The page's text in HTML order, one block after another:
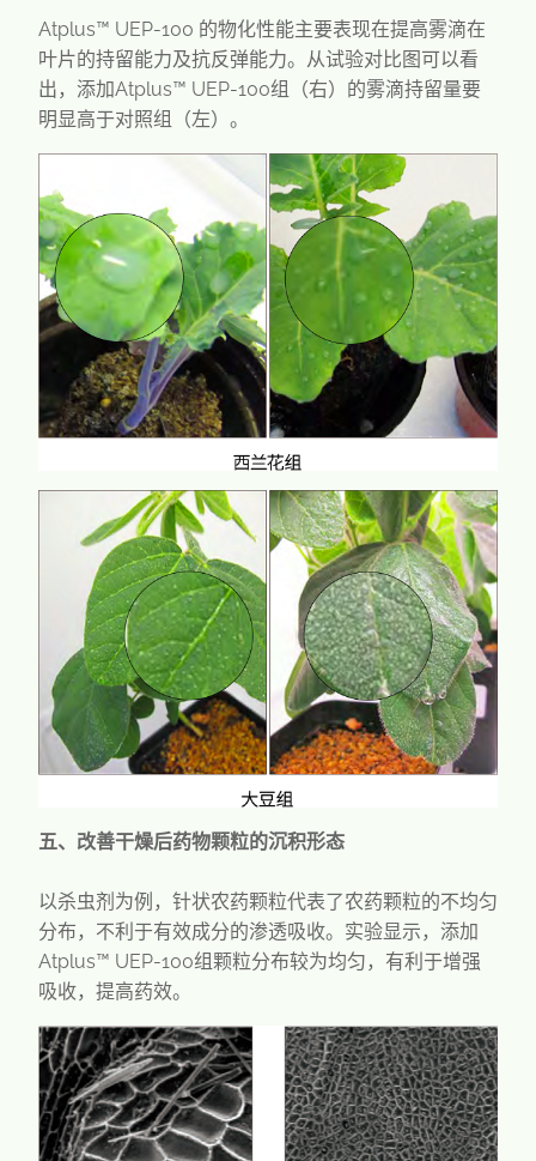
Atplus™ UEP-100 的物化性能主要表现在提高雾滴在
叶片的持留能力及抗反弹能力。从试验对比图可以看
出，添加Atplus™ UEP-100组（右）的雾滴持留量要
明显高于对照组（左）。
五、改善干燥后药物颗粒的沉积形态
以杀虫剂为例，针状农药颗粒代表了农药颗粒的不均匀
分布，不利于有效成分的渗透吸收。实验显示，添加
Atplus™ UEP-100组颗粒分布较为均匀，有利于增强
吸收，提高药效。